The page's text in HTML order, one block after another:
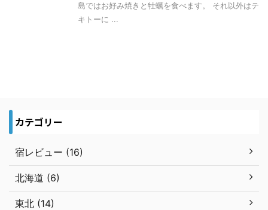
島ではお好み焼きと牡蠣を食べます。 それ以外はテ
キトーに ...
カテゴリー
宿レビュー (16)
北海道 (6)
東北 (14)